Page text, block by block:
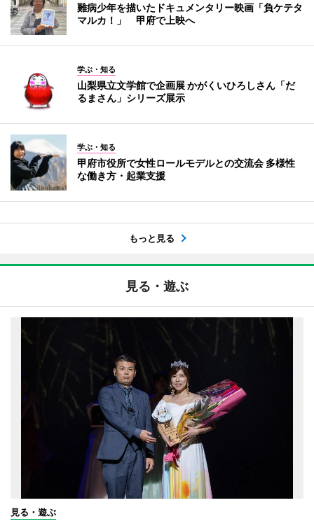
難病少年を描いたドキュメンタリー映画「負ケテタ
マルカ！」 甲府で上映へ
学ぶ・知る
山梨県立文学館で企画展 かがくいひろしさん「だ
るまさん」シリーズ展示
学ぶ・知る
甲府市役所で女性ロールモデルとの交流会 多様性
な働き方・起業支援
もっと見る
見る・遊ぶ
見る・遊ぶ